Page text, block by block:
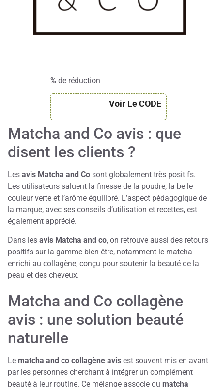
% de réduction
Voir Le CODE
Matcha and Co avis : que
disent les clients ?
Les avis Matcha and Co sont globalement très positifs.
Les utilisateurs saluent la finesse de la poudre, la belle
couleur verte et l’arôme équilibré. L’aspect pédagogique de
la marque, avec ses conseils d’utilisation et recettes, est
également apprécié.
Dans les avis Matcha and co, on retrouve aussi des retours
positifs sur la gamme bien-être, notamment le matcha
enrichi au collagène, conçu pour soutenir la beauté de la
peau et des cheveux.
Matcha and Co collagène
avis : une solution beauté
naturelle
Le matcha and co collagène avis est souvent mis en avant
par les personnes cherchant à intégrer un complément
beauté à leur routine. Ce mélange associe du matcha